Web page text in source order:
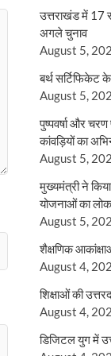
उत्तराखंड में 17
अगले चुनाव
August 5,
बर्थ सर्टिफिकेट
August 5,
पुष्पवर्षा और
कांवड़ियों का
August 5,
मुख्यमंत्री ने
योजनाओं का
August 5,
शैक्षणिक
August 4,
शिक्षाओं की
August 4,
डिजिटल युग में